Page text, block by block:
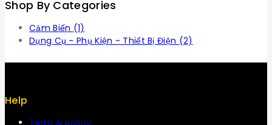
Shop By Categories
Cảm Biến (1)
Dụng Cụ - Phụ Kiện - Thiết Bị Điện (2)
Help